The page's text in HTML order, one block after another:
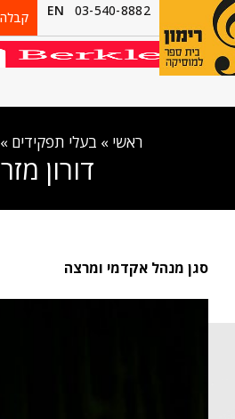
03-540-8882
EN
ראשי » בעלי תפקידים »
דורון
סגן מנהל אקדמי ומרצה